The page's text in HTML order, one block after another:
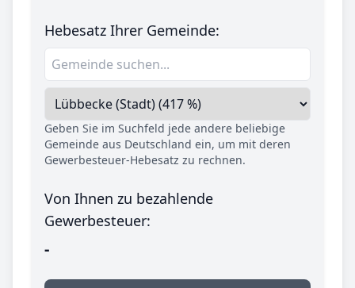
Hebesatz Ihrer Gemeinde:
Geben Sie im Suchfeld jede andere beliebige
Gemeinde aus Deutschland ein, um mit deren
Gewerbesteuer-Hebesatz zu rechnen.
Von Ihnen zu bezahlende
Gewerbesteuer:
-